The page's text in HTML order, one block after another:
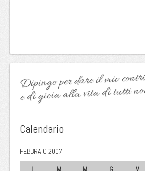
Dipingo per dare il mio
e di gioia alla vita di tutti
Calendario
FEBBRAIO 2007
L
M M G V